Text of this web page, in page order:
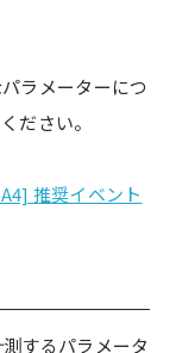
ラメーターにつ
ださい。
推奨イベント
するパラメータ